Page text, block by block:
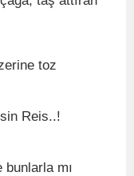
toz
Reis..!
mı